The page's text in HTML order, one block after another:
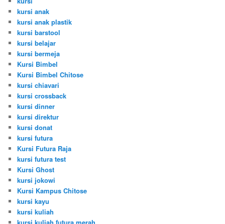
kursi anak
kursi anak plastik
kursi barstool
kursi belajar
kursi bermeja
Kursi Bimbel
Kursi Bimbel Chitose
kursi chiavari
kursi crossback
kursi dinner
kursi direktur
kursi donat
kursi futura
Kursi Futura Raja
kursi futura test
Kursi Ghost
kursi jokowi
Kursi Kampus Chitose
kursi kayu
kursi kuliah